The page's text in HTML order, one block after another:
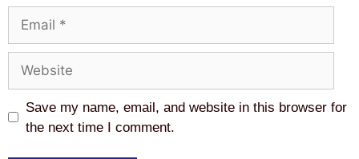
Save my name, email, and website in this browser for
the next time I comment.